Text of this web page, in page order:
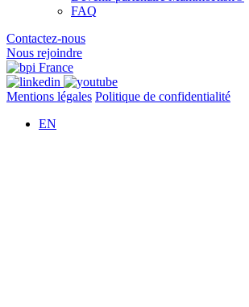
FAQ
Contactez-nous
Nous rejoindre
Mentions légales Politique de confidentialité
EN